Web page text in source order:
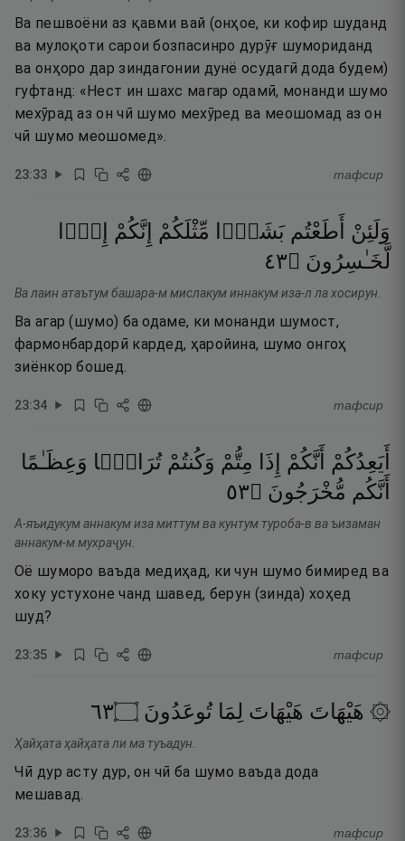
Ва пешвоёни аз қавми вай (онҳое, ки кофир шуданд
ва мулоқоти сарои бозпасинро дурӯғ шумориданд
ва онҳоро дар зиндагонии дунё осудагӣ дода будем)
гуфтанд: «Нест ин шахс магар одамӣ, монанди шумо
мехӯрад аз он чӣ шумо мехӯред ва меошомад аз он
чӣ шумо меошомед».
23:33 тафсир
وَلَئِنْ أَطَعْتُم بَشَرًۭا مِّثْلَكُمْ إِنَّكُمْ
إِذًۭا
لَّخَـٰسِرُونَ ۝٣٤
Ва лаин атаътум башара-м мислакум иннакум иза-л ла хосирун.
Ва агар (шумо) ба одаме, ки монанди шумост,
фармонбардорӣ кардед, ҳаройина, шумо онгоҳ
зиёнкор бошед.
23:34 тафсир
أَيَعِدُكُمْ أَنَّكُمْ إِذَا مِتُّمْ وَكُنتُمْ تُرَابًۭا وَعِظَـٰمًا
أَنَّكُم مُّخْرَجُونَ ۝٣٥
А-яъидукум аннакум иза миттум ва кунтум туроба-в ва ъизаман
аннакум-м мухраҷун.
Оё шуморо ваъда медиҳад, ки чун шумо бимиред ва
хоку устухоне чанд шавед, берун (зинда) хоҳед
шуд?
23:35 тафсир
۞ هَيْهَاتَ هَيْهَاتَ لِمَا تُوعَدُونَ ۝٣٦
Ҳайҳата ҳайҳата ли ма туъадун.
Чӣ дур асту дур, он чӣ ба шумо ваъда дода
мешавад.
23:36 тафсир